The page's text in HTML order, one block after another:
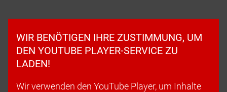
WIR BENÖTIGEN IHRE ZUSTIMMUNG, UM
DEN YOUTUBE PLAYER-SERVICE ZU
LADEN!
Wir verwenden den YouTube Player, um Inhalte